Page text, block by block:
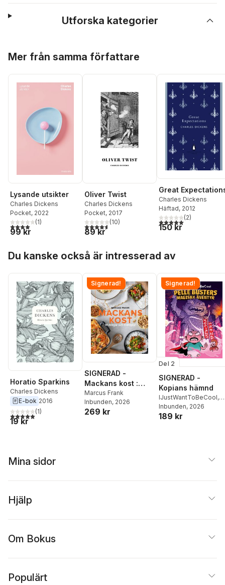
Utforska kategorier
Mer från samma författare
Lysande utsikter
Charles Dickens
Pocket, 2022
4,0utav 5 stjärnor. Totalt antal röster:
(1)
99 kr
Oliver Twist
Charles Dickens
Pocket, 2017
4,6utav 5 stjärnor. Totalt antal röster:
(10)
89 kr
Great
Charles Dickens
Häftad, 2012
5,0utav 5 stjärnor.
(2)
150 kr
Du kanske också är intresserad av
Horatio Sparkins
Charles Dickens
E-bok 2016
5,0utav 5 stjärnor. Totalt antal röster:
(1)
19 kr
Signerad!
SIGNERAD -
Mackans kost :
Middagar och
matlådor
Marcus Frank
Inbunden, 2026
269 kr
Signerad!
Del 2
SIGNERAD -
Kopians hämnd
IJustWantToBeCool,
Joel Adolphson
Ejdemo Beer
Inbunden, 2026
189 kr
Mina sidor
Hjälp
Om Bokus
Populärt